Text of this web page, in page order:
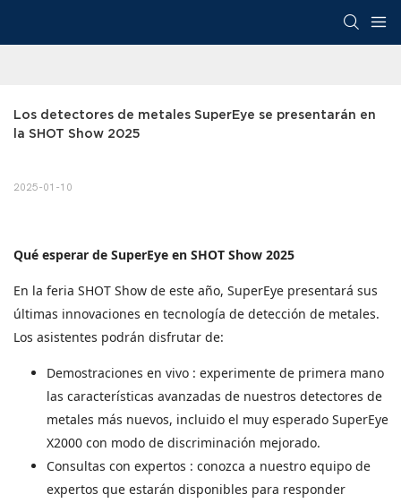
Los detectores de metales SuperEye se presentarán en
la SHOT Show 2025
2025-01-10
Qué esperar de SuperEye en SHOT Show 2025
En la feria SHOT Show de este año, SuperEye presentará sus
últimas innovaciones en tecnología de detección de metales.
Los asistentes podrán disfrutar de:
Demostraciones en vivo: experimente de primera mano
las características avanzadas de nuestros detectores de
metales más nuevos, incluido el muy esperado SuperEye
X2000 con modo de discriminación mejorado.
Consultas con expertos : conozca a nuestro equipo de
expertos que estarán disponibles para responder